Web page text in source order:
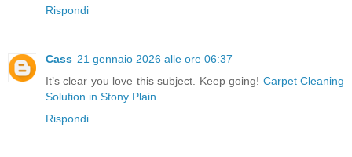
Rispondi
Cass 21 gennaio 2026 alle ore 06:37
It’s clear you love this subject. Keep going! Carpet Cleaning
Solution in Stony Plain
Rispondi